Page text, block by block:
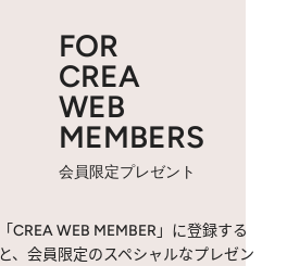
FOR
CREA
WEB
MEMBERS
会員限定プレゼント
「CREA WEB MEMBER」に登録する
と、会員限定のスペシャルなプレゼン